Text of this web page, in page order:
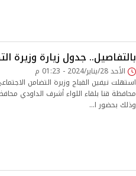
بالتفاصيل.. جدول زيارة وزيرة
الأحد 28/يناير/2024 - 01:23 م
استهلت نيفين القباج وزيرة التضامن
محافظة قنا بلقاء اللواء أشرف الداودي
وذلك بحضور ا…